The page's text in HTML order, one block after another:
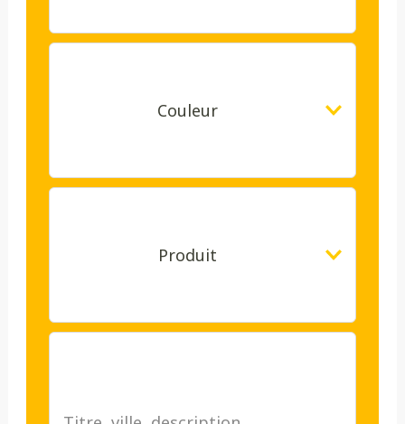
Couleur
Produit